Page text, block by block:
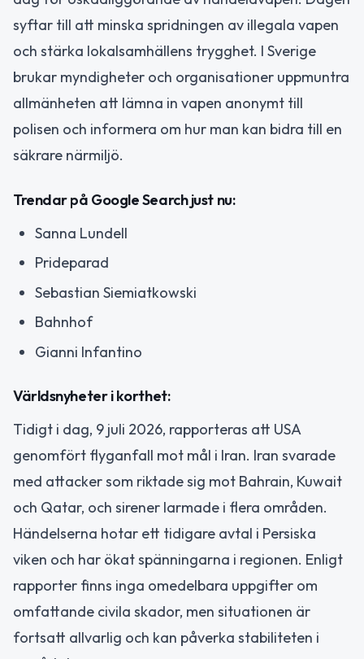
syftar till att minska spridningen av illegala vapen
och stärka lokalsamhällens trygghet. I Sverige
brukar myndigheter och organisationer uppmuntra
allmänheten att lämna in vapen anonymt till
polisen och informera om hur man kan bidra till en
säkrare närmiljö.
Trendar på Google Search just nu:
Sanna Lundell
Prideparad
Sebastian Siemiatkowski
Bahnhof
Gianni Infantino
Världsnyheter i korthet:
Tidigt i dag, 9 juli 2026, rapporteras att USA
genomfört flyganfall mot mål i Iran. Iran svarade
med attacker som riktade sig mot Bahrain, Kuwait
och Qatar, och sirener larmade i flera områden.
Händelserna hotar ett tidigare avtal i Persiska
viken och har ökat spänningarna i regionen. Enligt
rapporter finns inga omedelbara uppgifter om
omfattande civila skador, men situationen är
fortsatt allvarlig och kan påverka stabiliteten i